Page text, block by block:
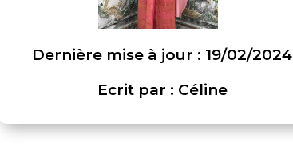
Dernière mise à jour : 19/02/2024
Ecrit par : Céline